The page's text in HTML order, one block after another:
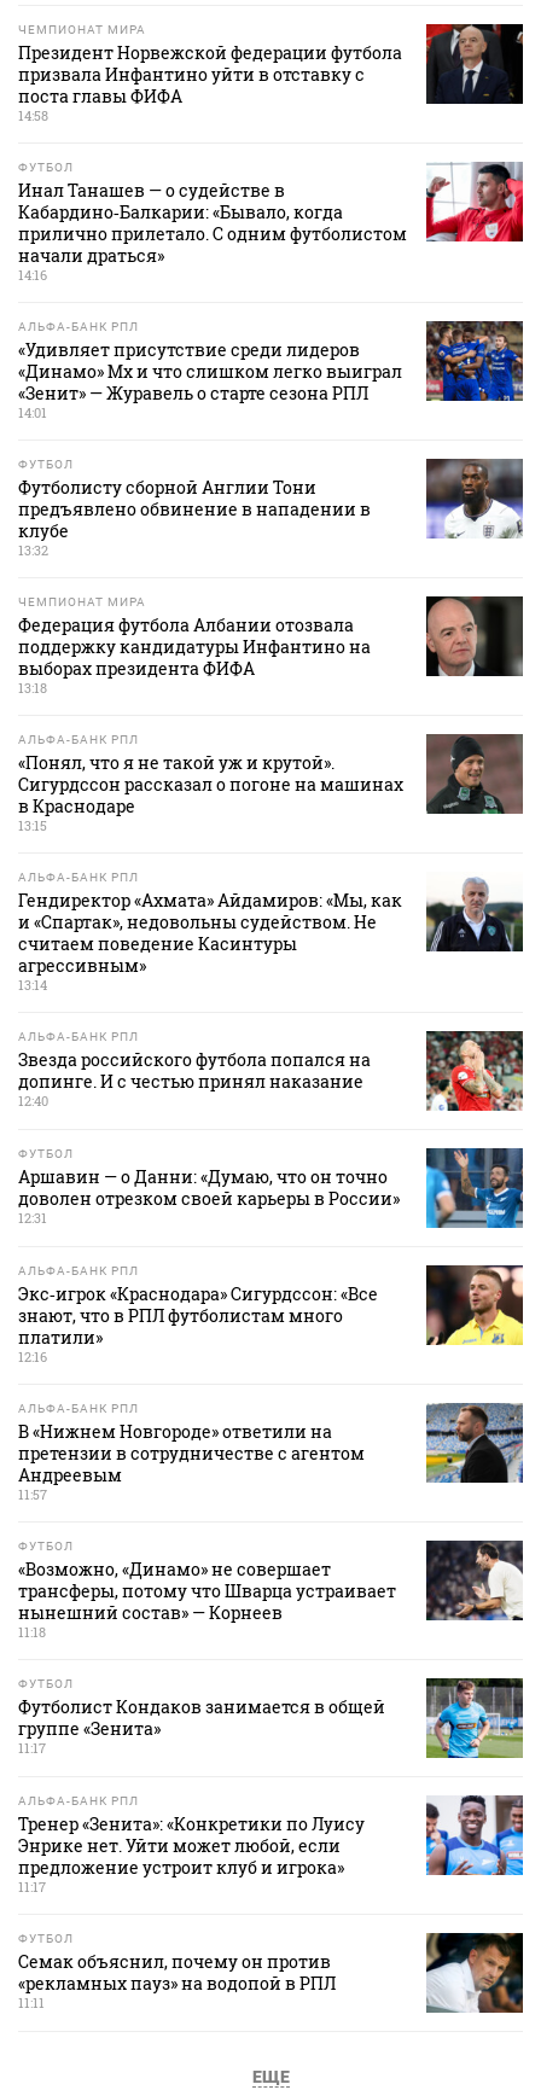
ЧЕМПИОНАТ МИРА
Президент Норвежской федерации футбола
призвала Инфантино уйти в отставку с
поста главы ФИФА
14:58
ФУТБОЛ
Инал Танашев — о судействе в
Кабардино‑Балкарии: «Бывало, когда
прилично прилетало. С одним футболистом
начали драться»
14:16
АЛЬФА-БАНК РПЛ
«Удивляет присутствие среди лидеров
«Динамо» Мх и что слишком легко выиграл
«Зенит» — Журавель о старте сезона РПЛ
14:01
ФУТБОЛ
Футболисту сборной Англии Тони
предъявлено обвинение в нападении в
клубе
13:32
ЧЕМПИОНАТ МИРА
Федерация футбола Албании отозвала
поддержку кандидатуры Инфантино на
выборах президента ФИФА
13:18
АЛЬФА-БАНК РПЛ
«Понял, что я не такой уж и крутой».
Сигурдссон рассказал о погоне на машинах
в Краснодаре
13:15
АЛЬФА-БАНК РПЛ
Гендиректор «Ахмата» Айдамиров: «Мы, как
и «Спартак», недовольны судейством. Не
считаем поведение Касинтуры
агрессивным»
13:14
АЛЬФА-БАНК РПЛ
Звезда российского футбола попался на
допинге. И с честью принял наказание
12:40
ФУТБОЛ
Аршавин — о Данни: «Думаю, что он точно
доволен отрезком своей карьеры в России»
12:31
АЛЬФА-БАНК РПЛ
Экс‑игрок «Краснодара» Сигурдссон: «Все
знают, что в РПЛ футболистам много
платили»
12:16
АЛЬФА-БАНК РПЛ
В «Нижнем Новгороде» ответили на
претензии в сотрудничестве с агентом
Андреевым
11:57
ФУТБОЛ
«Возможно, «Динамо» не совершает
трансферы, потому что Шварца устраивает
нынешний состав» — Корнеев
11:18
ФУТБОЛ
Футболист Кондаков занимается в общей
группе «Зенита»
11:17
АЛЬФА-БАНК РПЛ
Тренер «Зенита»: «Конкретики по Луису
Энрике нет. Уйти может любой, если
предложение устроит клуб и игрока»
11:17
ФУТБОЛ
Семак объяснил, почему он против
«рекламных пауз» на водопой в РПЛ
11:11
ЕЩЕ